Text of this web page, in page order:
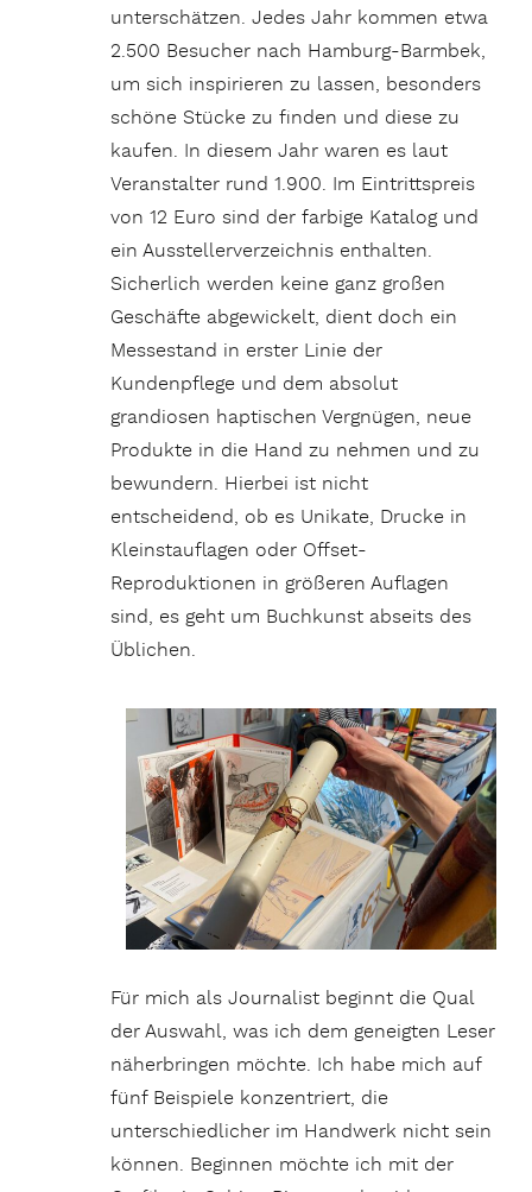
unterschätzen. Jedes Jahr kommen etwa
2.500 Besucher nach Hamburg-Barmbek,
um sich inspirieren zu lassen, besonders
schöne Stücke zu finden und diese zu
kaufen. In diesem Jahr waren es laut
Veranstalter rund 1.900. Im Eintrittspreis
von 12 Euro sind der farbige Katalog und
ein Ausstellerverzeichnis enthalten.
Sicherlich werden keine ganz großen
Geschäfte abgewickelt, dient doch ein
Messestand in erster Linie der
Kundenpflege und dem absolut
grandiosen haptischen Vergnügen, neue
Produkte in die Hand zu nehmen und zu
bewundern. Hierbei ist nicht
entscheidend, ob es Unikate, Drucke in
Kleinstauflagen oder Offset-
Reproduktionen in größeren Auflagen
sind, es geht um Buchkunst abseits des
Üblichen.
Für mich als Journalist beginnt die Qual
der Auswahl, was ich dem geneigten Leser
näherbringen möchte. Ich habe mich auf
fünf Beispiele konzentriert, die
unterschiedlicher im Handwerk nicht sein
können. Beginnen möchte ich mit der